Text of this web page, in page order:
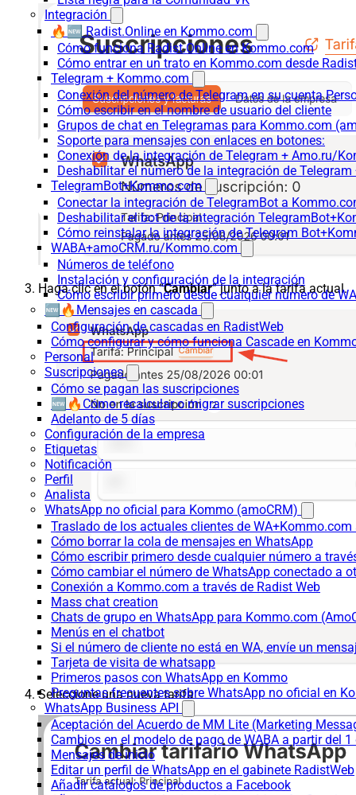
Integración
🔥🆕 Radist.Online en Kommo.com
Cómo funciona Radist.Online en Kommo.com
Cómo entrar en un trato en Kommo.com desde
Telegram + Kommo.com
Conexión del número de Telegram en su cuenta
Cómo escribir en el nombre de usuario del cliente
Grupos de chat en Telegramas para Kommo.com
Soporte para mensajes con enlaces en botones:
Conexión de la integración de Telegram + Amo.ru/
Deshabilitar el número de la integración de
TelegramBot+Kommo.com
Conectar la integración de TelegramBot a
Deshabilitar el bot de la integración
Cómo reinstalar la integración de Telegram
WABA+amoCRM.ru/Kommo.com
Números de teléfono
Instalación y configuración de la integración
Cómo escribir primero desde cualquier número de
🆕🔥Mensajes en cascada
Configuración de cascadas en RadistWeb
Cómo configurar y cómo funciona Cascade en
Personal
Suscripciones
Cómo se pagan las suscripciones
🆕🔥Cómo recalcular o migrar suscripciones
Adelanto de 5 días
Configuración de la empresa
Etiquetas
Notificación
Perfil
Analista
WhatsApp no oficial para Kommo (amoCRM)
Traslado de los actuales clientes de
Cómo borrar la cola de mensajes en WhatsApp
Cómo escribir primero desde cualquier número a
Cómo cambiar el número de WhatsApp conectado a
Conexión a Kommo.com a través de Radist Web
Mass chat creation
Chats de grupo en WhatsApp para Kommo.com
Menús en el chatbot
Si el número de cliente no está en WA, envíe un
Tarjeta de visita de whatsapp
Primeros pasos con WhatsApp en Kommo
Preguntas frecuentes sobre WhatsApp no oficial en
WhatsApp Business API
Aceptación del Acuerdo de MM Lite (Marketing
Cambios en el modelo de pago de WABA a partir del
Mensajes de inicio
Editar un perfil de WhatsApp en el gabinete RadistWeb
Añadir catálogos de productos a Facebook
Haga clic en el botón “Cambiar” junto a la tarifa actual.
Seleccione una nueva tarifa.